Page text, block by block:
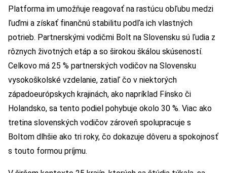
Platforma im umožňuje reagovať na rastúcu obľubu medzi
ľuďmi a získať finančnú stabilitu podľa ich vlastných
potrieb. Partnerskými vodičmi Bolt na Slovensku sú ľudia z
rôznych životných etáp a so širokou škálou skúseností.
Celkovo má 25 % partnerských vodičov na Slovensku
vysokoškolské vzdelanie, zatiaľ čo v niektorých
západoeurópskych krajinách, ako napríklad Fínsko či
Holandsko, sa tento podiel pohybuje okolo 30 %. Viac ako
tretina slovenských vodičov zároveň spolupracuje s
Boltom dlhšie ako tri roky, čo dokazuje dôveru a spokojnosť
s touto formou príjmu.